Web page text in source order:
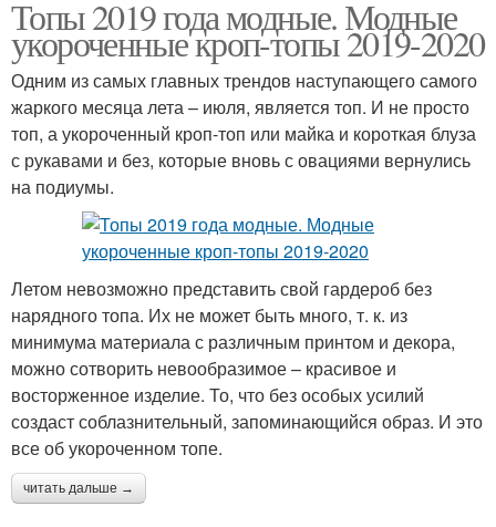
Топы 2019 года модные. Модные
укороченные кроп-топы 2019-2020
Одним из самых главных трендов наступающего самого
жаркого месяца лета – июля, является топ. И не просто
топ, а укороченный кроп-топ или майка и короткая блуза
с рукавами и без, которые вновь с овациями вернулись
на подиумы.
Летом невозможно представить свой гардероб без
нарядного топа. Их не может быть много, т. к. из
минимума материала с различным принтом и декора,
можно сотворить невообразимое – красивое и
восторженное изделие. То, что без особых усилий
создаст соблазнительный, запоминающийся образ. И это
все об укороченном топе.
читать дальше →